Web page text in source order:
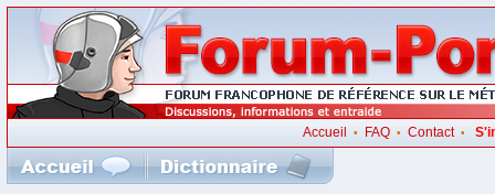
Accueil • FAQ• Contact•